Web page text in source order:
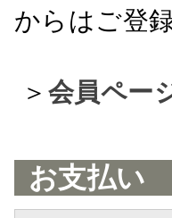
からはご登
＞ 会員ペー
お支払い